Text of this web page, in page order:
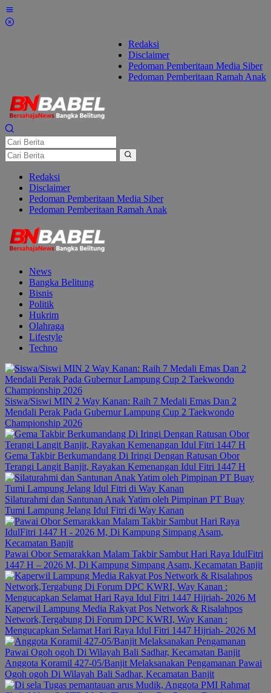
Lewati
ke
Redaksi
Disclaimer
Pedoman Pemberitaan Media Siber
Pedoman Pemberitaan Ramah Anak
Redaksi
Disclaimer
Pedoman Pemberitaan Media Siber
Pedoman Pemberitaan Ramah Anak
News
Bangka Belitung
Bisnis
Politik
Hukrim
Olahraga
Lifestyle
Techno
Siswa/Siswi MIN 2 Way Kanan: Raih 7 Medali Emas Dan 2
Mendali Perak Pada Gubernur Lampung Cup 2 Taekwondo
Championship 2026
Gema Takbir Berkumandang Di Iringi Dengan Ratusan Obor
Terangi Langit Banjit, Rayakan Kemenangan Idul Fitri 1447 H
Silaturahmi dan Santunan Anak Yatim oleh Pimpinan PT Buay
Tumi Lampung Jelang Idul Fitri di Way Kanan
Pawai Obor Semarakkan Malam Takbir Sambut Hari Raya IdulFitri
1447 H – 2026 M, Di Kampung Simpang Asam, Kecamatan Banjit
Kaperwil Lampung Media Rakyat Pos Network & Risalahpos
Network,Tergabung Di Forum DPC KWRI, Way Kanan :
Mengucapkan Selamat Hari Raya Idul Fitri 1447 Hijriah- 2026 M
Anggota Koramil 427-05/Banjit Melaksanakan Pengamanan Pawai
Ogoh ogoh Di Wilayah Bali Sadhar, Kecamatan Banjit